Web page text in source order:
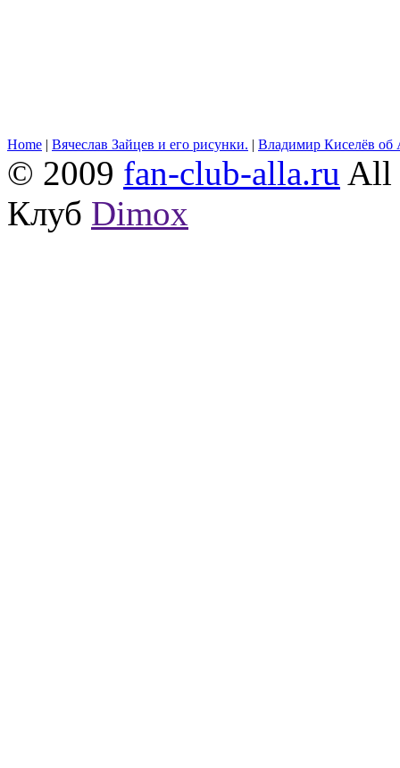
Home | Вячеслав Зайцев и его рисунки. | Владимир Киселёв об
© 2009 fan-club-alla.ru All
Клуб Dimox